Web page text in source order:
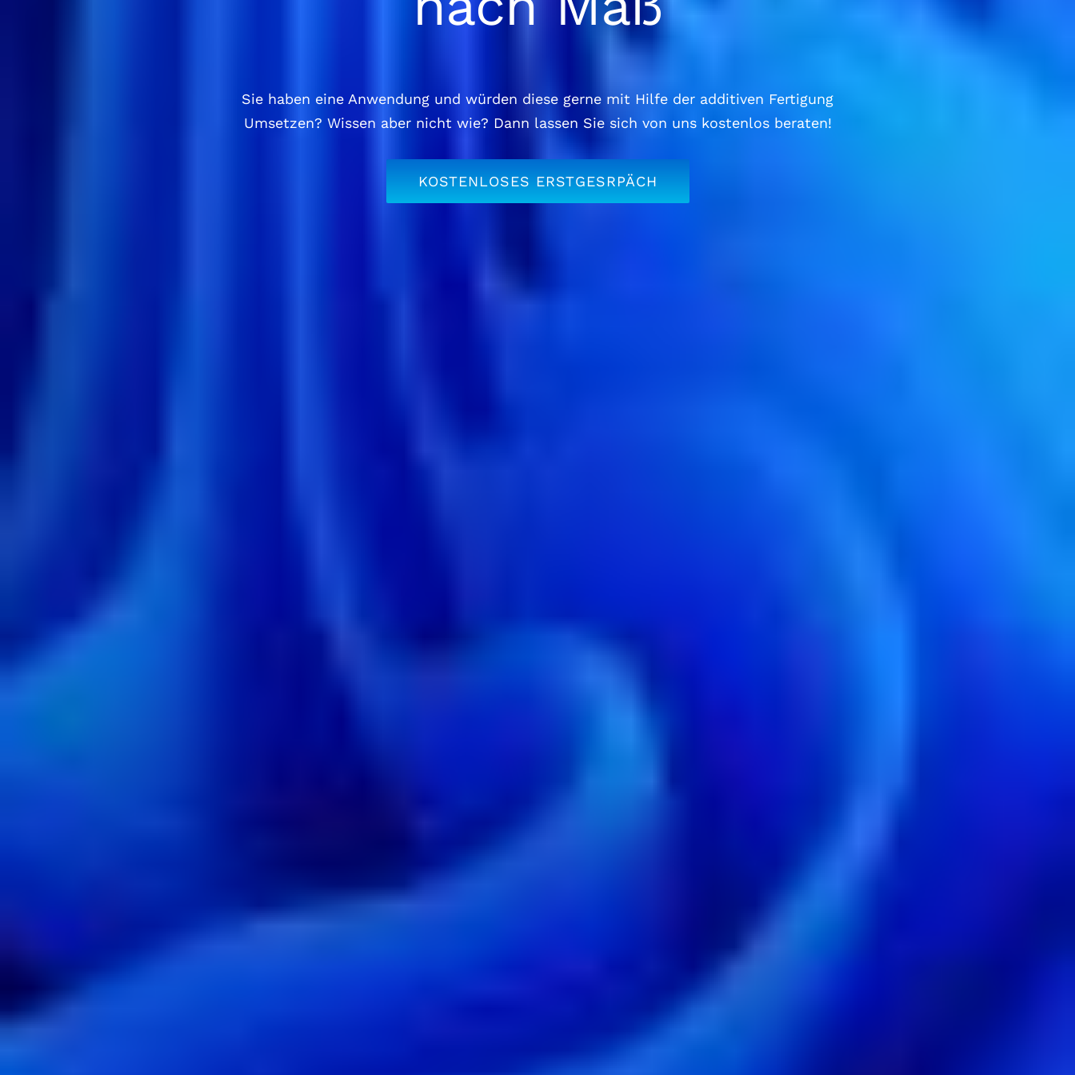
Sie haben eine Anwendung und würden diese gerne mit Hilfe der additiven Fertigung
Umsetzen? Wissen aber nicht wie? Dann lassen Sie sich von uns kostenlos beraten!
KOSTENLOSES ERSTGESRPÄCH